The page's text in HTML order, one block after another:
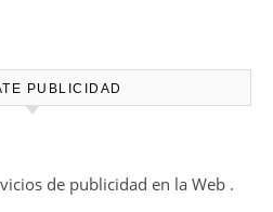
PUBLICIDAD
de publicidad en la Web .